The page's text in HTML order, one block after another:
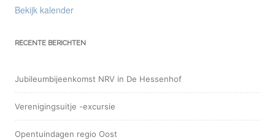
Bekijk kalender
RECENTE BERICHTEN
Jubileumbijeenkomst NRV in De Hessenhof
Verenigingsuitje -excursie
Opentuindagen regio Oost